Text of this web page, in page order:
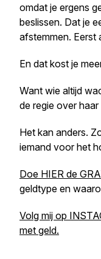
omdat je ergens
beslissen. Dat je
afstemmen. Eerst
En dat kost je
Want wie altijd
de regie over
Het kan anders.
iemand voor het
Doe HIER de
geldtype en
Volg mij op
met geld.